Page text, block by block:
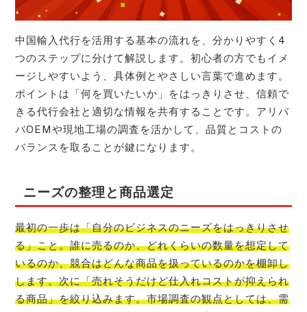
中国輸入代行を活用する基本の流れを、分かりやすく4
つのステップに分けて解説します。初心者の方でもイメ
ージしやすいよう、具体例とやさしい言葉で進めます。
ポイントは「何を買いたいか」をはっきりさせ、信頼で
きる代行会社と適切な情報を共有することです。アリバ
バOEMや現地工場の調査を活かして、品質とコストの
バランスを取ることが鍵になります。
ニーズの整理と商品選定
最初の一歩は「自分のビジネスのニーズをはっきりさせ
る」こと。誰に売るのか、どれくらいの数量を想定して
いるのか、競合はどんな商品を扱っているのかを棚卸し
します。次に「売れそうだけど仕入れコストが抑えられ
る商品」を絞り込みます。市場調査の観点としては、需